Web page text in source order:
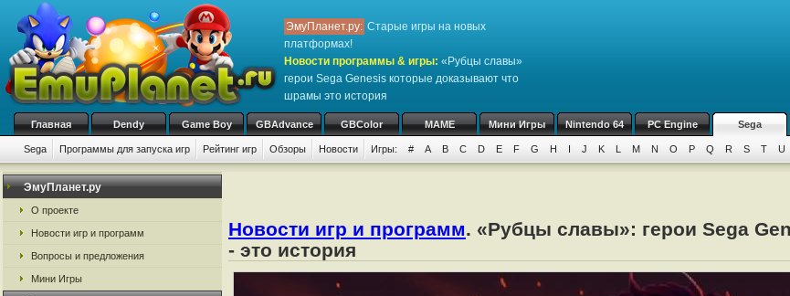
ЭмуПланет.ру: Старые игры на новых
платформах!
Новости программы & игры: «Рубцы славы»
герои Sega Genesis которые доказывают что
шрамы это история
Главная Dendy Game Boy GBAdvance GBColor MAME Мини Игры Nintendo 64 PC Engine Sega
Sega Программы для запуска игр Рейтинг игр Обзоры Новости Игры: # A B C D E F G H I J K L M N O P Q R S T U
ЭмуПланет.ру
О проекте
Новости игр и программ
Вопросы и предложения
Мини Игры
Новости игр и программ. «Рубцы славы»: герои Sega
- это история